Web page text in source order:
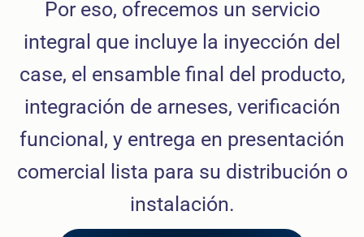
Por eso, ofrecemos un servicio
integral que incluye la inyección del
case, el ensamble final del producto,
integración de arneses, verificación
funcional, y entrega en presentación
comercial lista para su distribución o
instalación.